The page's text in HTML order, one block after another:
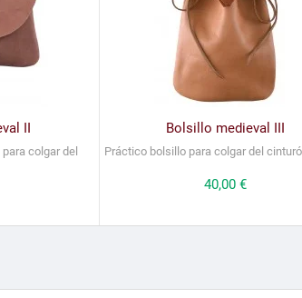
II
colgar del
Bolsillo medieval III
Práctico bolsillo para colgar del
Precio
40,00 €